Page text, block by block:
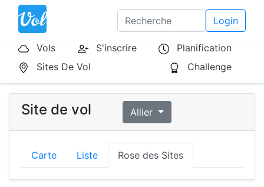
Login
Vols S'inscrire
Planification
Sites De Vol
Challenge
Site de vol Allier
Carte Liste Rose des Sites